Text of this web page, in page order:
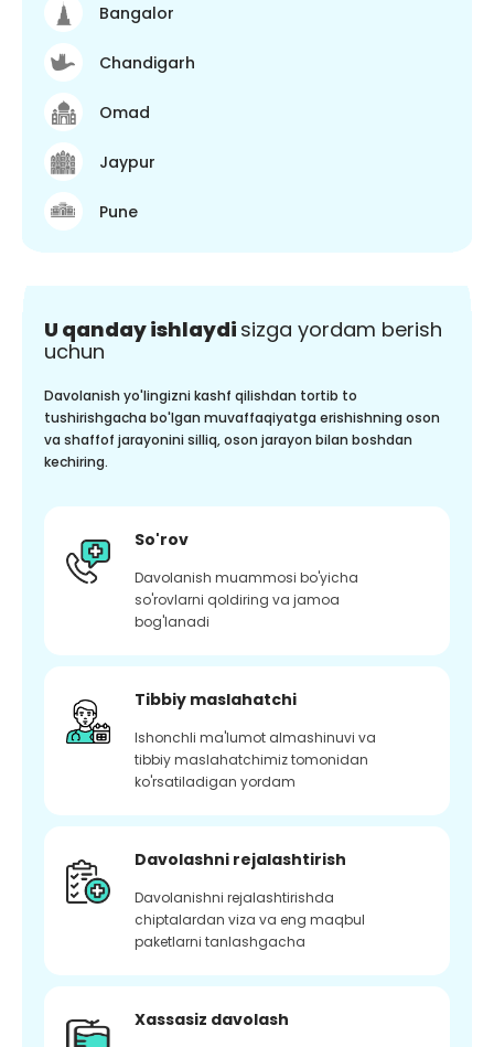
Bangalor
Chandigarh
Omad
Jaypur
Pune
U qanday ishlaydi sizga yordam berish
uchun
Davolanish yo'lingizni kashf qilishdan tortib to
tushirishgacha bo'lgan muvaffaqiyatga erishishning oson
va shaffof jarayonini silliq, oson jarayon bilan boshdan
kechiring.
So'rov
Davolanish muammosi bo'yicha
so'rovlarni qoldiring va jamoa
bog'lanadi
Tibbiy maslahatchi
Ishonchli ma'lumot almashinuvi va
tibbiy maslahatchimiz tomonidan
ko'rsatiladigan yordam
Davolashni rejalashtirish
Davolanishni rejalashtirishda
chiptalardan viza va eng maqbul
paketlarni tanlashgacha
Xassasiz davolash